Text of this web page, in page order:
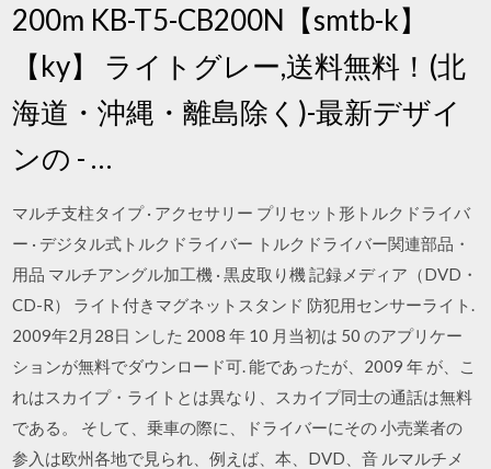
200m KB-T5-CB200N【smtb-k】
【ky】 ライトグレー,送料無料！(北
海道・沖縄・離島除く)-最新デザイ
ンの - …
マルチ支柱タイプ · アクセサリー プリセット形トルクドライバ
ー · デジタル式トルクドライバー トルクドライバー関連部品・
用品 マルチアングル加工機 · 黒皮取り機 記録メディア（DVD・
CD-R） ライト付きマグネットスタンド 防犯用センサーライト.
2009年2月28日 ンした 2008 年 10 月当初は 50 のアプリケー
ションが無料でダウンロード可. 能であったが、2009 年 が、こ
れはスカイプ・ライトとは異なり、スカイプ同士の通話は無料
である。 そして、乗車の際に、ドライバーにその 小売業者の
参入は欧州各地で見られ、例えば、本、DVD、音 ルマルチメ